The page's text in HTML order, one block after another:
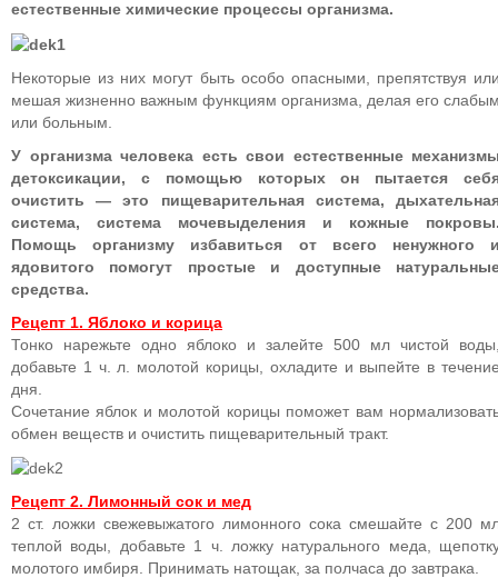
естественные химические процессы организма.
Некоторые из них могут быть особо опасными, препятствуя
мешая жизненно важным функциям организма, делая его
или больным.
У организма человека есть свои естественные
детоксикации, с помощью которых он пытается
очистить — это пищеварительная система,
система, система мочевыделения и кожные
Помощь организму избавиться от всего ненужного
ядовитого помогут простые и доступные
средства.
Рецепт 1. Яблоко и корица
Тонко нарежьте одно яблоко и залейте 500 мл чистой
добавьте 1 ч. л. молотой корицы, охладите и выпейте в
дня.
Сочетание яблок и молотой корицы поможет вам
обмен веществ и очистить пищеварительный тракт.
Рецепт 2. Лимонный сок и мед
2 ст. ложки свежевыжатого лимонного сока смешайте с 200
теплой воды, добавьте 1 ч. ложку натурального меда,
молотого имбиря. Принимать натощак, за полчаса до завтрака.